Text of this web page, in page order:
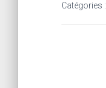
Catégories :